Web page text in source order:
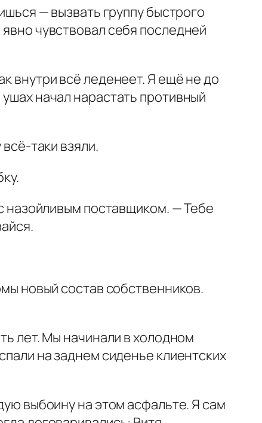
— вызвать группу быстрого
чувствовал себя последней
внутри всё леденеет. Я ещё не до
начал нарастать противный
таки взяли.
назойливым поставщиком. — Тебе
новый состав собственников.
лет. Мы начинали в холодном
на заднем сиденье клиентских
выбоину на этом асфальте. Я сам